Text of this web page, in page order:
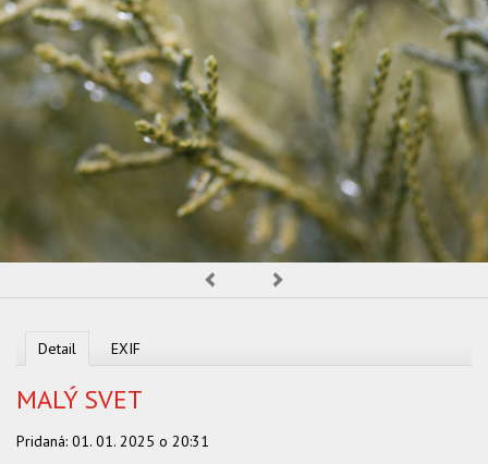
Detail EXIF
MALÝ SVET
Pridaná: 01. 01. 2025 o 20:31